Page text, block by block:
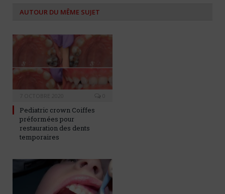
AUTOUR DU MÊME SUJET
Pediatric crown Coiffes
préformées pour
restauration des dents
temporaires